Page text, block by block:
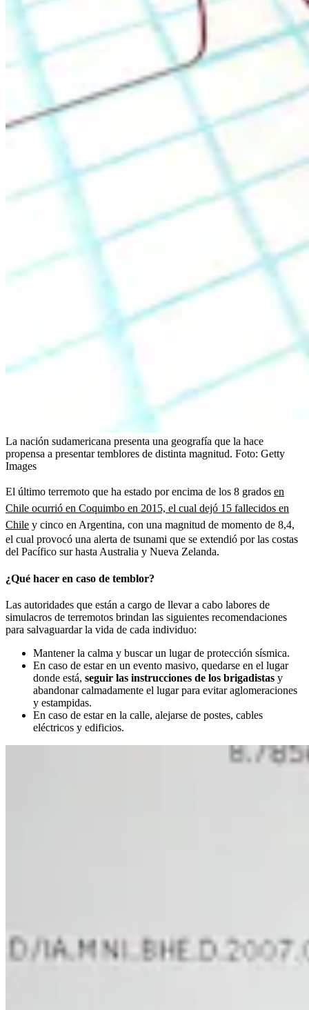
La nación sudamericana presenta una geografía que la hace
propensa a presentar temblores de distinta magnitud. Foto: Getty
Images
El último terremoto que ha estado por encima de los 8 grados en
Chile ocurrió en Coquimbo en 2015, el cual dejó 15 fallecidos en
Chile y cinco en Argentina, con una magnitud de momento de 8,4,
el cual provocó una alerta de tsunami que se extendió por las costas
del Pacífico sur hasta Australia y Nueva Zelanda.
¿Qué hacer en caso de temblor?
Las autoridades que están a cargo de llevar a cabo labores de
simulacros de terremotos brindan las siguientes recomendaciones
para salvaguardar la vida de cada individuo:
Mantener la calma y buscar un lugar de protección sísmica.
En caso de estar en un evento masivo, quedarse en el lugar
donde está, seguir las instrucciones de los brigadistas y
abandonar calmadamente el lugar para evitar aglomeraciones
y estampidas.
En caso de estar en la calle, alejarse de postes, cables
eléctricos y edificios.